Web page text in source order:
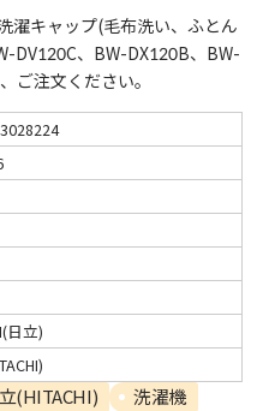
濯キャップ(毛布洗い、ふとん
DV120C、BW-DX120B、BW-
ご注文ください。
日立)
(HITACHI)
洗濯機